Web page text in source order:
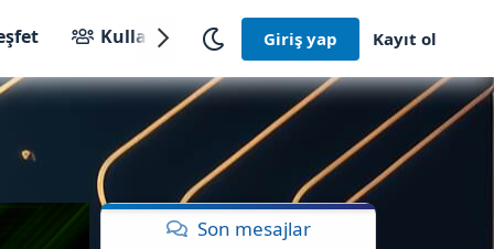
Kullanıcılar Giriş yap Kayıt ol
Son mesajlar